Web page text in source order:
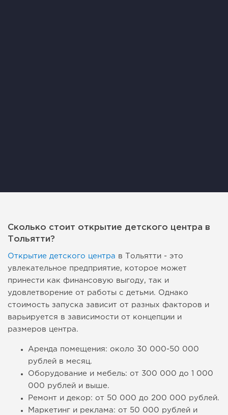
Сколько стоит открытие детского центра в
Тольятти?
Открытие детского центра в Тольятти - это
увлекательное предприятие, которое может
принести как финансовую выгоду, так и
удовлетворение от работы с детьми. Однако
стоимость запуска зависит от разных факторов и
варьируется в зависимости от концепции и
размеров центра.
Аренда помещения: около 30 000-50 000
рублей в месяц.
Оборудование и мебель: от 300 000 до 1 000
000 рублей и выше.
Ремонт и декор: от 50 000 до 200 000 рублей.
Маркетинг и реклама: от 50 000 рублей и